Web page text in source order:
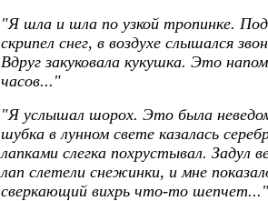
"Я шла и шла по узкой тропинке.
скрипел снег, в воздухе слышался
Вдруг закуковала кукушка. Это
часов..."
"Я услышал шорох. Это была
шубка в лунном свете казалась
лапками слегка похрустывал. Задул
лап слетели снежинки, и мне
сверкающий вихрь что-то шепчет..."